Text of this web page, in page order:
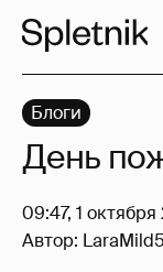
Блоги
День
09:47, 1
Автор: